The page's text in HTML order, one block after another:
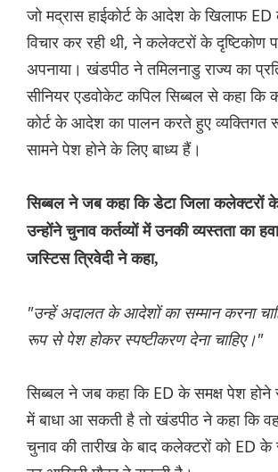
जो मद्रास हाईकोर्ट के आदेश के खिलाफ ED
विचार कर रही थी, ने कलेक्टरों के
अपनाया। खंडपीठ ने तमिलनाडु राज्य का
सीनियर एडवोकेट कपिल सिब्बल से कहा कि
कोर्ट के आदेश का पालन करते हुए
सामने पेश होने के लिए बाध्य हैं।
सिब्बल ने जब कहा कि डेटा जिला कलेक्टरों
उन्होंने चुनाव कर्तव्यों में उनकी व्यस्तता का
जस्टिस त्रिवेदी ने कहा,
"उन्हें अदालत के आदेशों का सम्मान करना
रूप से पेश होकर स्पष्टीकरण देना चाहिए।"
सिब्बल ने जब कहा कि ED के समक्ष पेश होने
में बाधा आ सकती है तो खंडपीठ ने कहा कि
चुनाव की तारीख के बाद कलेक्टरों को ED के